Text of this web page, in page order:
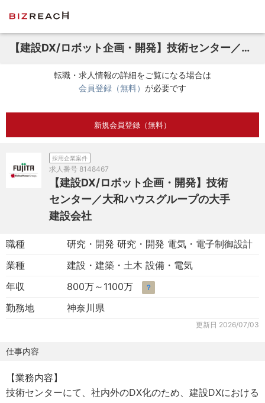
【建設DX/ロボット企画・開発】技術センター／大和ハウスグループの大手建設会社
転職・求人情報の詳細をご覧になる場合は
会員登録（無料） が必要です
新規会員登録（無料）
採用企業案件
求人番号 8148467
【建設DX/ロボット企画・開発】技術
センター／大和ハウスグループの大手
建設会社
職種
研究・開発 研究・開発 電気・電子制御設計
業種
建設・建築・土木 設備・電気
年収
800万～1100万 ？
勤務地 神奈川県
更新日 2026/07/03
仕事内容
【業務内容】
技術センターにて、社内外のDX化のため、建設DXにおける